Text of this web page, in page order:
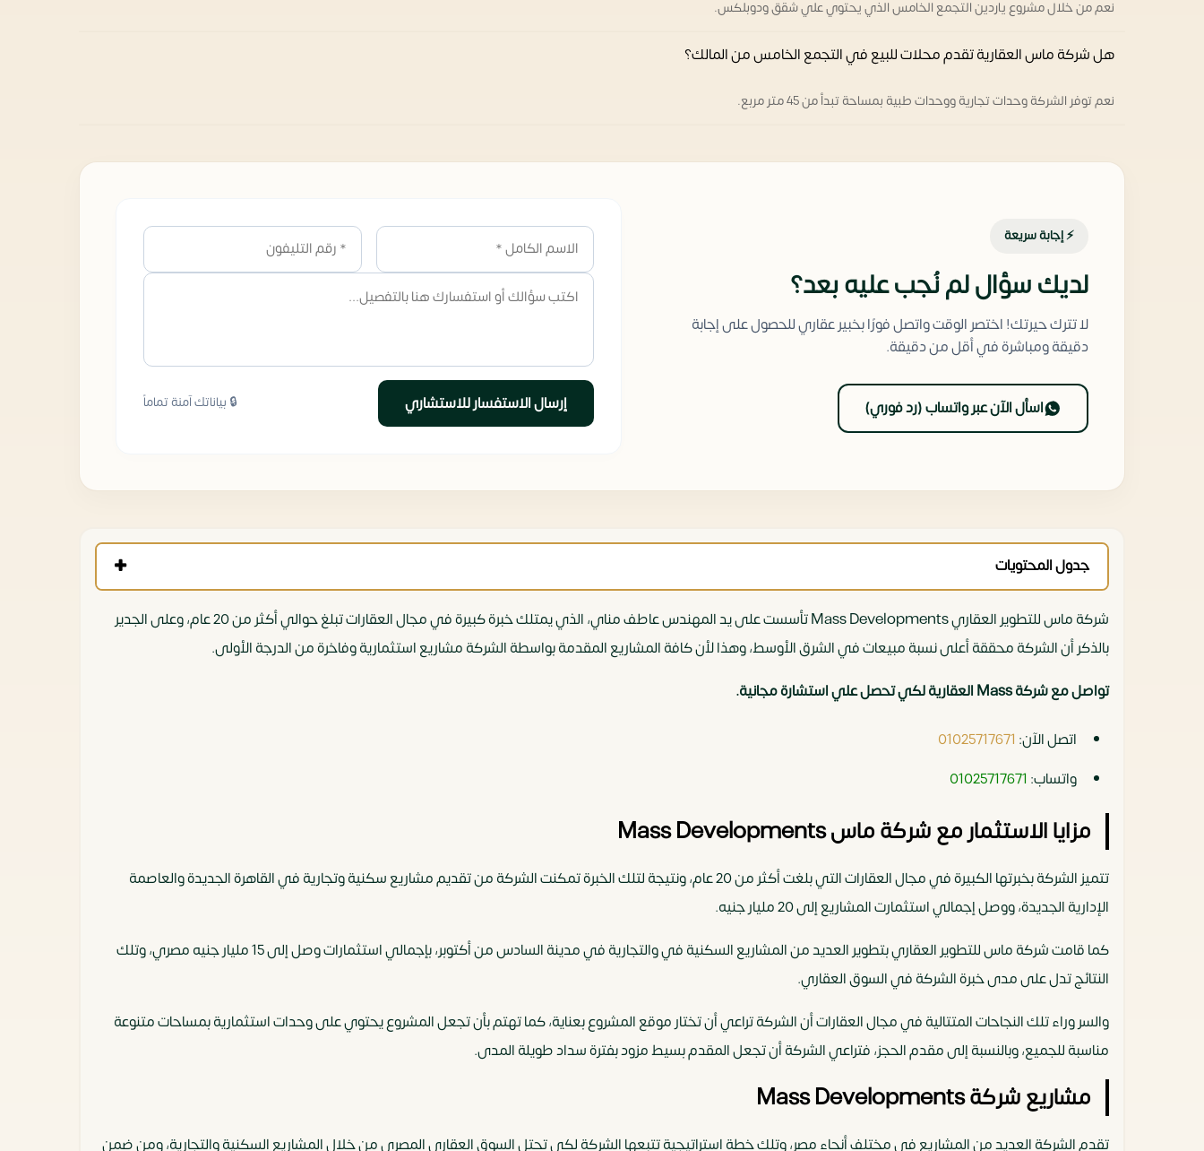
نعم من خلال مشروع ياردين التجمع الخامس الذي يحتوي علي شقق ودوبلكس.
هل شركة ماس العقارية تقدم محلات للبيع في التجمع الخامس من المالك؟
نعم توفر الشركة وحدات تجارية ووحدات طبية بمساحة تبدأ من 45 متر مربع.
⚡ إجابة سريعة
لديك سؤال لم نُجب عليه بعد؟
لا تترك حيرتك! اختصر الوقت واتصل فورًا بخبير عقاري للحصول على إجابة
دقيقة ومباشرة في أقل من دقيقة.
اسأل الآن عبر واتساب (رد فوري) إرسال الاستفسار للاستشاري 🔒 بياناتك آمنة تماماً
جدول المحتويات
شركة ماس للتطوير العقاري Mass Developments تأسست على يد المهندس عاطف مناي، الذي يمتلك خبرة كبيرة في مجال العقارات تبلغ حوالي أكثر من 20 عام، وعلى الجدير
بالذكر أن الشركة محققة أعلى نسبة مبيعات في الشرق الأوسط، وهذا لأن كافة المشاريع المقدمة بواسطة الشركة مشاريع استثمارية وفاخرة من الدرجة الأولى.
تواصل مع شركة Mass العقارية لكي تحصل علي استشارة مجانية.
اتصل الآن: 01025717671
واتساب: 01025717671
مزايا الاستثمار مع شركة ماس Mass Developments
تتميز الشركة بخبرتها الكبيرة في مجال العقارات التي بلغت أكثر من 20 عام، ونتيجة لتلك الخبرة تمكنت الشركة من تقديم مشاريع سكنية وتجارية في القاهرة الجديدة والعاصمة
الإدارية الجديدة، ووصل إجمالي استثمارت المشاريع إلى 20 مليار جنيه.
كما قامت شركة ماس للتطوير العقاري بتطوير العديد من المشاريع السكنية في والتجارية في مدينة السادس من أكتوبر، بإجمالي استثمارات وصل إلى 15 مليار جنيه مصري، وتلك
النتائج تدل على مدى خبرة الشركة في السوق العقاري.
والسر وراء تلك النجاحات المتتالية في مجال العقارات أن الشركة تراعي أن تختار موقع المشروع بعناية، كما تهتم بأن تجعل المشروع يحتوي على وحدات استثمارية بمساحات متنوعة
مناسبة للجميع، وبالنسبة إلى مقدم الحجز، فتراعي الشركة أن تجعل المقدم بسيط مزود بفترة سداد طويلة المدى.
مشاريع شركة Mass Developments
تقدم الشركة العديد من المشاريع في مختلف أنحاء مصر، وتلك خطة استراتيجية تتبعها الشركة لكي تحتل السوق العقاري المصري من خلال المشاريع السكنية والتجارية، ومن ضمن